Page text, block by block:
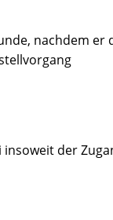
nachdem er
der